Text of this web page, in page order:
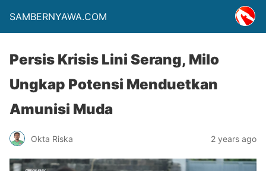
SAMBERNYAWA.COM
Persis Krisis Lini Serang, Milo
Ungkap Potensi Menduetkan
Amunisi Muda
Okta Riska 2 years ago